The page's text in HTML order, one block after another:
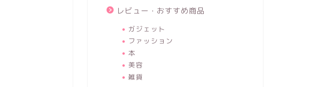
レビュー・おすすめ商品
ガジェット
ファッション
本
美容
雑貨